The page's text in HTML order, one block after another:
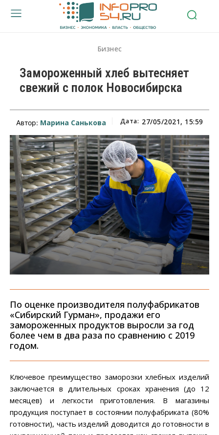
Бизнес
Замороженный хлеб вытесняет
свежий с полок Новосибирска
Автор: Марина Санькова Дата: 27/05/2021, 15:59
По оценке производителя полуфабрикатов
«Сибирский Гурман», продажи его
замороженных продуктов выросли за год
более чем в два раза по сравнению с 2019
годом.
Ключевое преимущество заморозки хлебных изделий
заключается в длительных сроках хранения (до 12
месяцев) и легкости приготовления. В магазины
продукция поступает в состоянии полуфабриката (80%
готовности), часть изделий доводится до готовности в